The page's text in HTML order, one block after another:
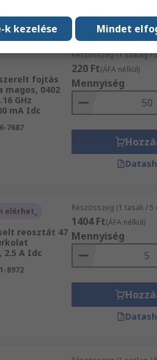
fojtás
magos, 0402
GHz
mA Idc
7687
Részösszeg (1 szalag /
220 Ft(ÁFA nélkül)
Mennyiség
elérhet_
reosztát 47
A Idc
8972
Részösszeg (1 tasak / 5
1404 Ft(ÁFA nélkül)
Mennyiség
Mindet
k kezelése